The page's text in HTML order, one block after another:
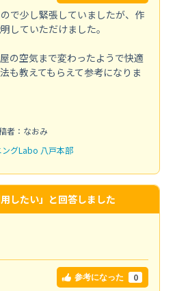
で少し緊張していましたが、作
していただけました。
の空気まで変わったようで快適
も教えてもらえて参考になりま
者：なおみ
グLabo 八戸本部
したい」と回答しました
参考になった 0